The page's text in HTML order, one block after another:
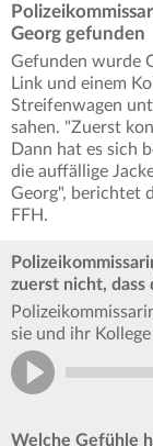
Georg gefunden
Gefunden wurde
Link und einem
Streifenwagen
sahen. "Zuerst
Dann hat es sich
die auffällige
Georg", berichtet
FFH.
zuerst nicht, dass
sie und ihr
Welche Gefühle